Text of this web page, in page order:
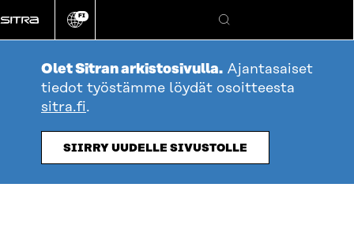
suoraan
sisältöön
Vaihda
kieli
FI
Hae
Olet Sitran arkistosivulla. Ajantasaiset
tiedot työstämme löydät osoitteesta
sitra.fi.
SIIRRY UUDELLE SIVUSTOLLE